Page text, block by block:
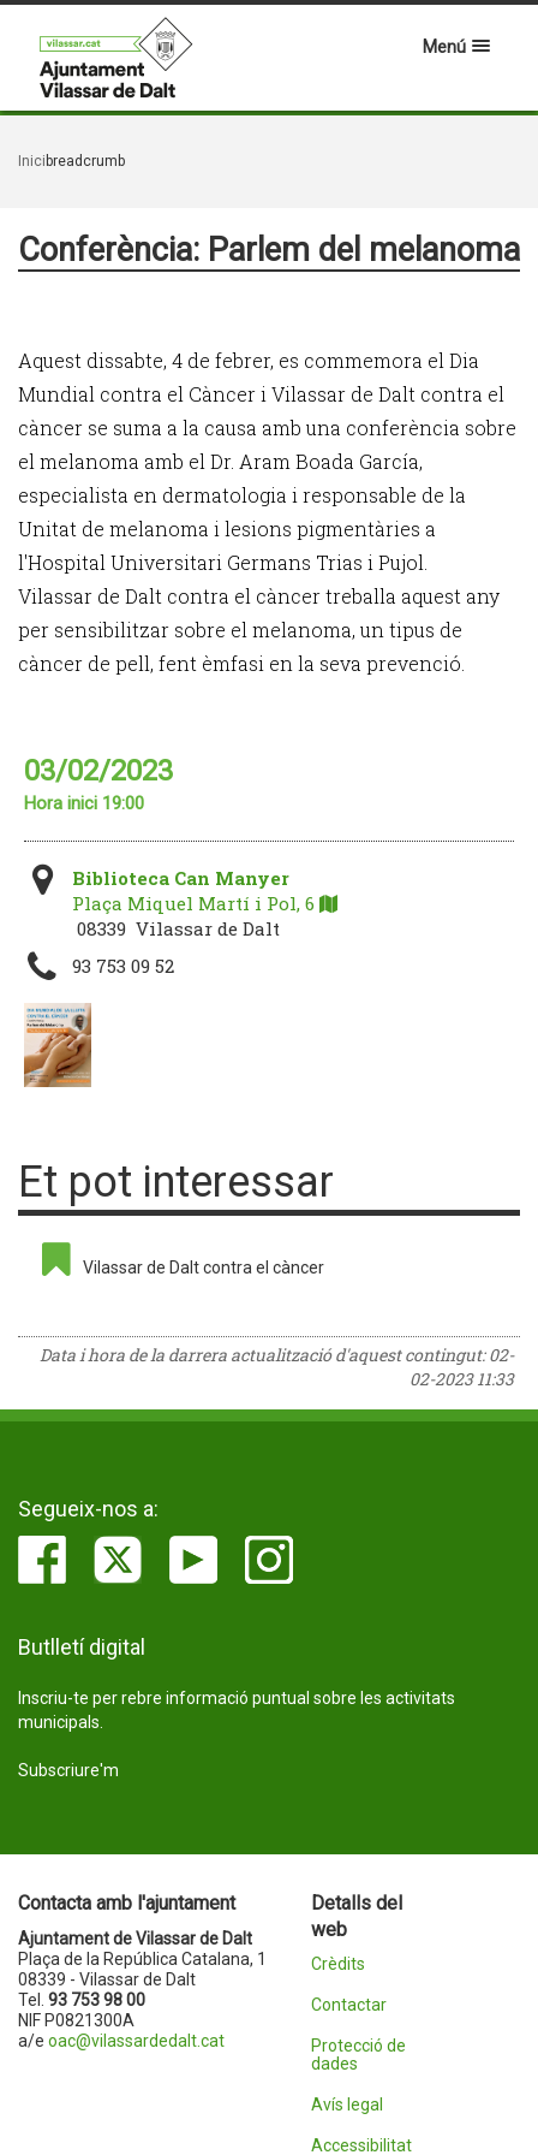
Menú
Inici breadcrumb
Conferència: Parlem del melanoma
Aquest dissabte, 4 de febrer, es commemora el Dia
Mundial contra el Càncer i Vilassar de Dalt contra el
càncer se suma a la causa amb una conferència sobre
el melanoma amb el Dr. Aram Boada García,
especialista en dermatologia i responsable de la
Unitat de melanoma i lesions pigmentàries a
l'Hospital Universitari Germans Trias i Pujol.
Vilassar de Dalt contra el càncer treballa aquest any
per sensibilitzar sobre el melanoma, un tipus de
càncer de pell, fent èmfasi en la seva prevenció.
03/02/2023
Hora inici 19:00
Biblioteca Can Manyer
Plaça Miquel Martí i Pol, 6
08339 Vilassar de Dalt
93 753 09 52
Et pot interessar
Vilassar de Dalt contra el càncer
Data i hora de la darrera actualització d'aquest contingut:02-
02-2023 11:33
Segueix-nos a:
Butlletí digital
Inscriu-te per rebre informació puntual sobre les activitats
municipals.
Subscriure'm
Contacta amb l'ajuntament
Ajuntament de Vilassar de Dalt
Plaça de la República Catalana, 1
08339 - Vilassar de Dalt
Tel. 93 753 98 00
NIF P0821300A
a/e oac@vilassardedalt.cat
Detalls del
web
Crèdits
Contactar
Protecció de
dades
Avís legal
Accessibilitat